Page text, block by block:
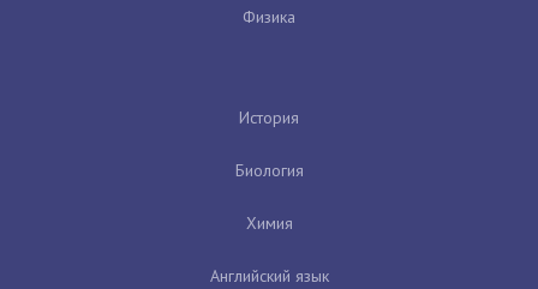
Физика
История
Биология
Химия
Английский язык